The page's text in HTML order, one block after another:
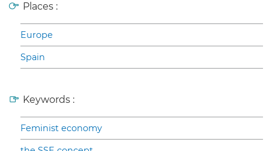
Places :
Europe
Spain
Keywords :
Feminist economy